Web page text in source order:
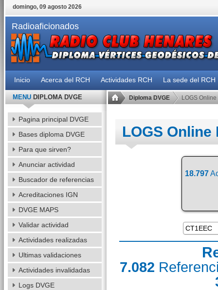
domingo, 09 agosto 2026
Radioaficionados
Inicio Acerca del RCH Actividades RCH La sede del RCH
Diploma DVGE LOGS Online
LOGS Online
18.797
7.082
MENUDIPLOMA DVGE
Pagina principal DVGE
Bases diploma DVGE
Para que sirven?
Anunciar actividad
Buscador de referencias
Acreditaciones IGN
DVGE MAPS
Validar actividad
Actividades realizadas
Ultimas validaciones
Actividades invalidadas
Logs DVGE